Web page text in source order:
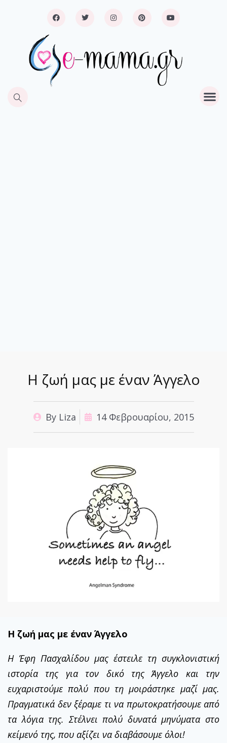
Η ζωή μας με έναν Άγγελο
ByLiza 14 Φεβρουαρίου, 2015
Η ζωή μας με έναν Άγγελο
Η Έφη Πασχαλίδου μας έστειλε τη συγκλονιστική
ιστορία της για τον δικό της Άγγελο και την
ευχαριστούμε πολύ που τη μοιράστηκε μαζί μας.
Πραγματικά δεν ξέραμε τι να πρωτοκρατήσουμε από
τα λόγια της. Στέλνει πολύ δυνατά μηνύματα στο
κείμενό της, που αξίζει να διαβάσουμε όλοι!